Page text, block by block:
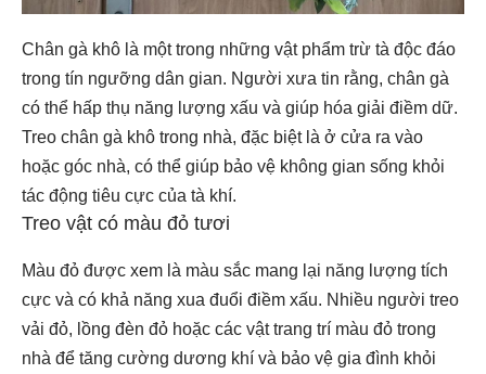
Chân gà khô là một trong những vật phẩm trừ tà độc đáo
trong tín ngưỡng dân gian. Người xưa tin rằng, chân gà
có thể hấp thụ năng lượng xấu và giúp hóa giải điềm dữ.
Treo chân gà khô trong nhà, đặc biệt là ở cửa ra vào
hoặc góc nhà, có thể giúp bảo vệ không gian sống khỏi
tác động tiêu cực của tà khí.
Treo vật có màu đỏ tươi
Màu đỏ được xem là màu sắc mang lại năng lượng tích
cực và có khả năng xua đuổi điềm xấu. Nhiều người treo
vải đỏ, lồng đèn đỏ hoặc các vật trang trí màu đỏ trong
nhà để tăng cường dương khí và bảo vệ gia đình khỏi